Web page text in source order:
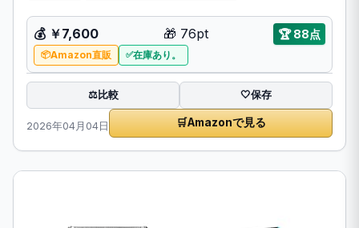
💰 ￥7,600 🎁 76pt 🏆88点
Amazon直販 在庫あり。
⚖️比較 🤍保存
2026年04月04日 🛒Amazonで見る